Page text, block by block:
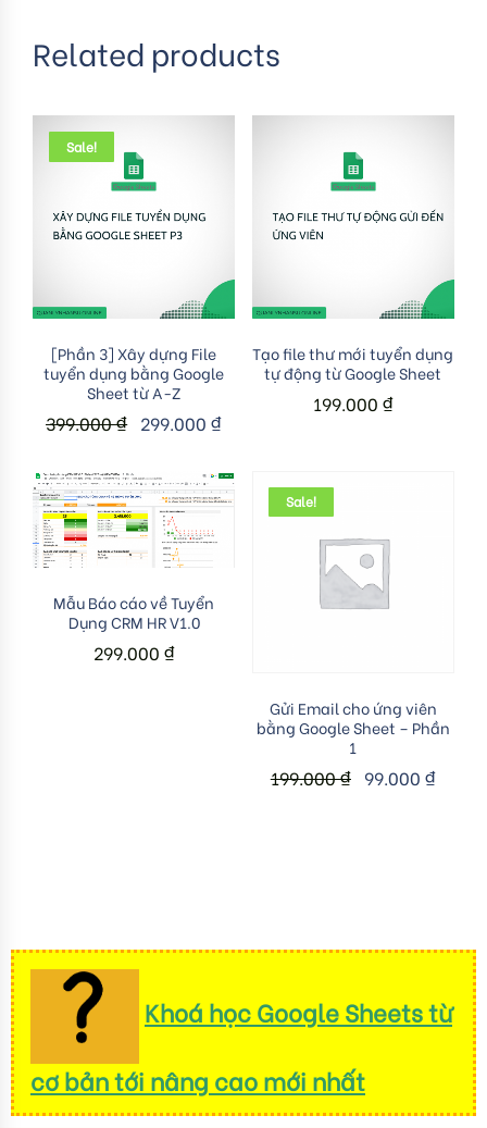
Related products
Sale!
Add to cart
[Phần 3] Xây dựng File
tuyển dụng bằng Google
Sheet từ A-Z
399.000₫ 299.000₫
Add to cart
Tạo file thư mới tuyển dụng
tự động từ Google Sheet
199.000 ₫
Add to cart
Mẫu Báo cáo về Tuyển
Dụng CRM HR V1.0
299.000 ₫
Sale!
Add to cart
Gửi Email cho ứng viên
bằng Google Sheet – Phần
1
199.000₫ 99.000 ₫
Khoá học Google Sheets từ
cơ bản tới nâng cao mới nhất